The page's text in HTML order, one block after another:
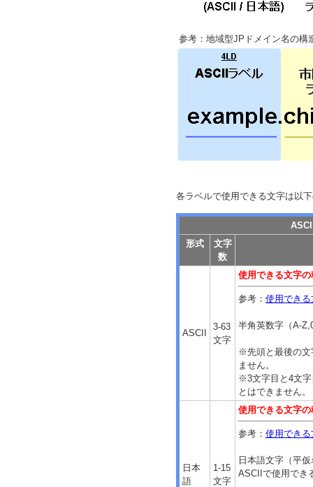
参考：地域型JPドメイン名の構
各ラベルで使用できる文字は以
形式
文字
数
ASCII
3-63
文字
使用できる文字
参考： 使用できる
半角英数字（A-
※先頭と最後の文
ません。
※3文字目と4文
とはできません。
日本
語
1-15
文字
使用できる文字
参考： 使用できる
日本語文字（平
ASCIIで使用でき